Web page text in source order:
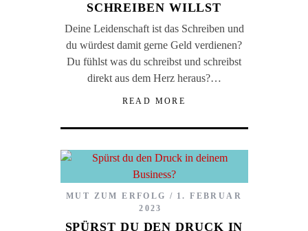
SCHREIBEN WILLST
Deine Leidenschaft ist das Schreiben und
du würdest damit gerne Geld verdienen?
Du fühlst was du schreibst und schreibst
direkt aus dem Herz heraus?…
READ MORE
MUT ZUM ERFOLG
1. FEBRUAR
2023
SPÜRST DU DEN DRUCK IN